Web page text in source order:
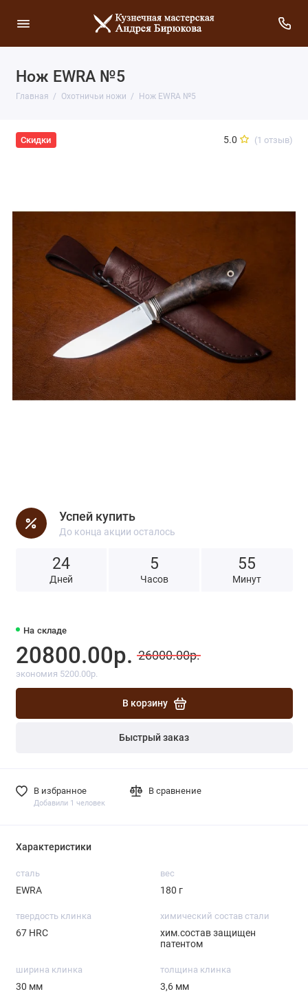
Нож EWRA №5
Главная Охотничьи ножи Нож EWRA №5
Скидки 5.0 (1 отзыв)
Успей купить
До конца акции осталось
24
Дней
5
Часов
55
Минут
На складе
20800.00р. 26000.00р.
экономия 5200.00р.
В корзину
Быстрый заказ
В избранное
Добавили 1 человек
В сравнение
Характеристики
сталь
EWRA
вес
180 г
твердость клинка
67 HRC
химический состав стали
хим.состав защищен
патентом
ширина клинка
30 мм
толщина клинка
3,6 мм